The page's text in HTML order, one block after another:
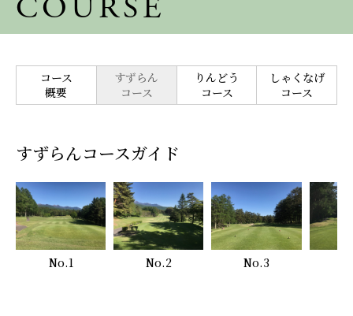
COURSE
コース
概要
すずらん
コース
りんどう
コース
しゃくなげ
コース
すずらんコースガイド
No.1 No.2 No.3